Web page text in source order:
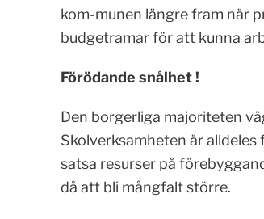
kom-munen längre fram när
budgetramar för att kunna
Förödande snålhet !
Den borgerliga majoriteten
Skolverksamheten är
satsa resurser på
då att bli mångfalt större.